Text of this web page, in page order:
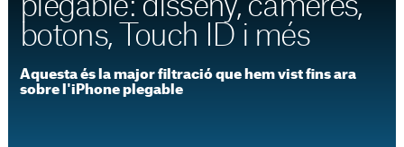
plegable: disseny, càmeres,
botons, Touch ID i més
Aquesta és la major filtració que hem vist fins ara
sobre l'iPhone plegable